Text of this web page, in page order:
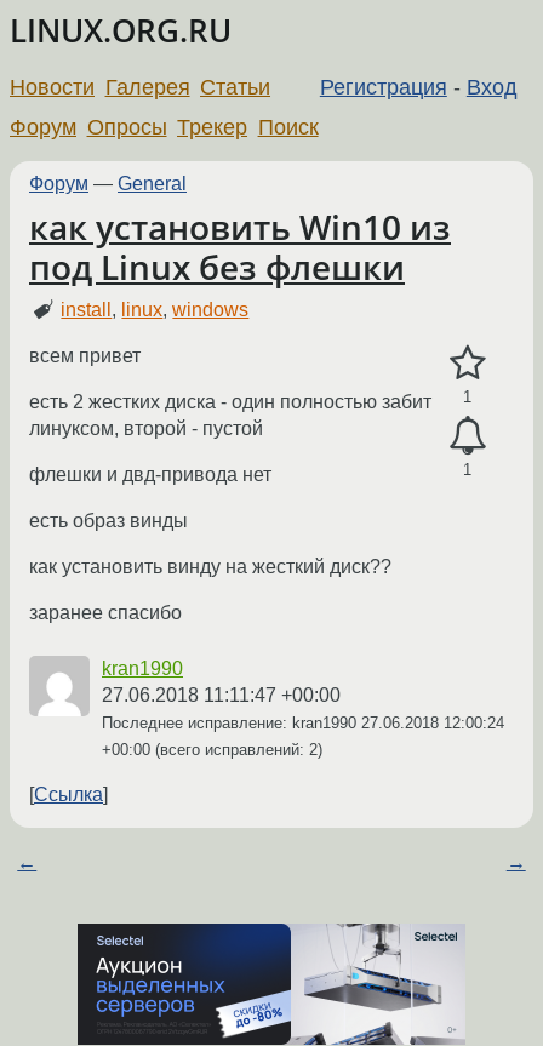
LINUX.ORG.RU
Регистрация - Вход
Новости Галерея Статьи
Форум Опросы Трекер Поиск
Форум — General
как установить Win10 из
под Linux без флешки
install , linux,windows
1
1
всем привет
есть 2 жестких диска - один полностью забит
линуксом, второй - пустой
флешки и двд-привода нет
есть образ винды
как установить винду на жесткий диск??
заранее спасибо
kran1990
27.06.2018 11:11:47 +00:00
Последнее исправление: kran1990 27.06.2018 12:00:24
+00:00 (всего исправлений: 2)
Ссылка
← →